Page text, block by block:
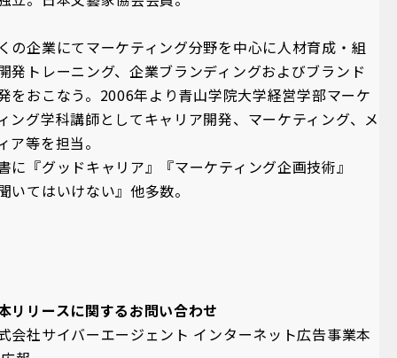
の企業にてマーケティング分野を中心に人材育成・組
発トレーニング、企業ブランディングおよびブランド
をおこなう。2006年より青山学院大学経営学部マーケ
ング学科講師としてキャリア開発、マーケティング、メ
ア等を担当。
に『グッドキャリア』『マーケティング企画技術』
いてはいけない』他多数。
リリースに関するお問い合わせ
会社サイバーエージェント インターネット広告事業本